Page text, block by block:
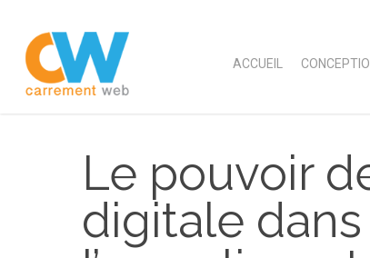
main
content
ACCUEIL
Le pouvoir
digitale